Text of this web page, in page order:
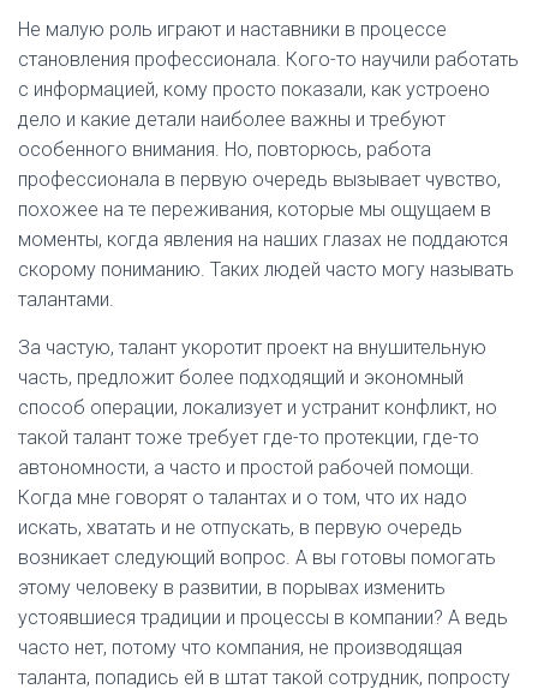
Не малую роль играют и наставники в процессе
становления профессионала. Кого-то научили работать
с информацией, кому просто показали, как устроено
дело и какие детали наиболее важны и требуют
особенного внимания. Но, повторюсь, работа
профессионала в первую очередь вызывает чувство,
похожее на те переживания, которые мы ощущаем в
моменты, когда явления на наших глазах не поддаются
скорому пониманию. Таких людей часто могу называть
талантами.
За частую, талант укоротит проект на внушительную
часть, предложит более подходящий и экономный
способ операции, локализует и устранит конфликт, но
такой талант тоже требует где-то протекции, где-то
автономности, а часто и простой рабочей помощи.
Когда мне говорят о талантах и о том, что их надо
искать, хватать и не отпускать, в первую очередь
возникает следующий вопрос. А вы готовы помогать
этому человеку в развитии, в порывах изменить
устоявшиеся традиции и процессы в компании? А ведь
часто нет, потому что компания, не производящая
таланта, попадись ей в штат такой сотрудник, попросту